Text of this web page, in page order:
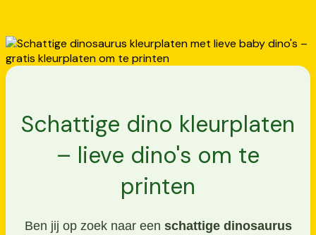
Schattige dino kleurplaten
– lieve dino's om te
printen
Ben jij op zoek naar een schattige dinosaurus